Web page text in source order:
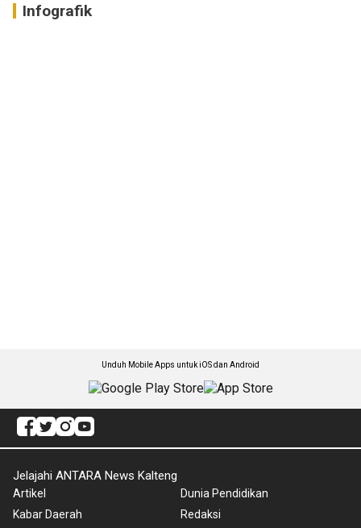
Infografik
Unduh Mobile Apps untuk iOS dan Android
Jelajahi ANTARA News Kalteng
Artikel
Kabar Daerah
Dunia Pendidikan
Redaksi